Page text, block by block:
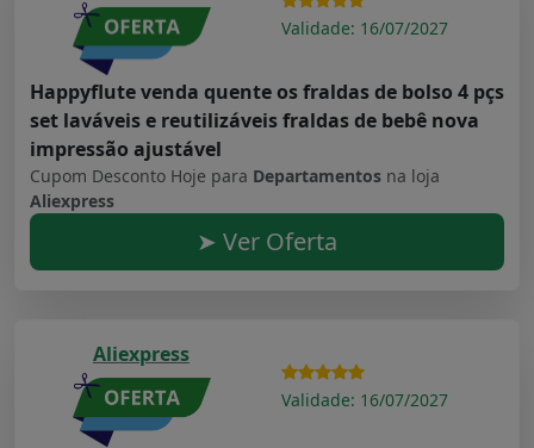
Validade: 16/07/2027
Happyflute venda quente os fraldas de bolso 4 pçs
set laváveis e reutilizáveis fraldas de bebê nova
impressão ajustável
Cupom Desconto Hoje para Departamentos na loja
Aliexpress
➤ Ver Oferta
Aliexpress
Validade: 16/07/2027